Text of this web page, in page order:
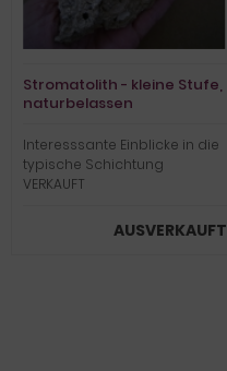
Stromatolith - kleine Stufe,
naturbelassen
Interesssante Einblicke in die
typische Schichtung
VERKAUFT
AUSVERKAUFT